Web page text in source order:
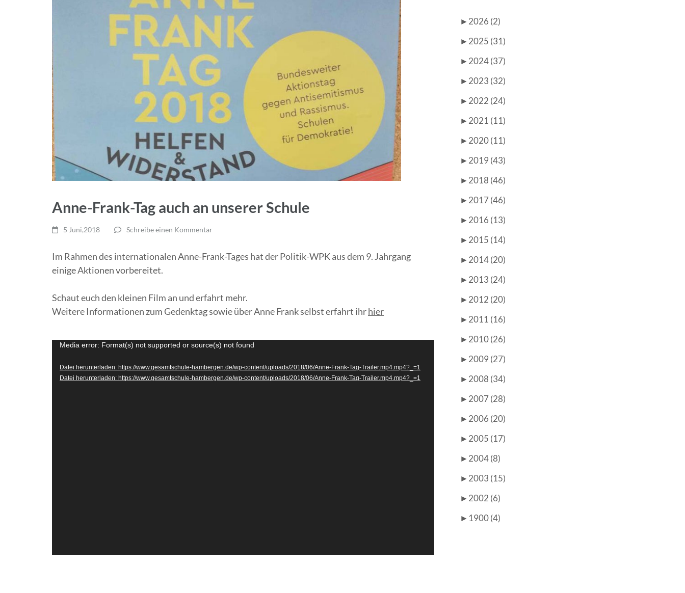
Anne-Frank-Tag auch an unserer Schule
5 Juni,2018 Schreibe einen Kommentar
Im Rahmen des internationalen Anne-Frank-Tages hat der Politik-WPK aus dem 9. Jahrgang
einige Aktionen vorbereitet.
Schaut euch den kleinen Film an und erfahrt mehr.
Weitere Informationen zum Gedenktag sowie über Anne Frank selbst erfahrt ihrhier
Video-
Media error: Format(s) not supported or source(s) not found
Datei herunterladen: https://www.gesamtschule-hambergen.de/wp-content/uploads/2018/06/Anne-Frank-Tag-Trailer.mp4.mp4?_=1
Datei herunterladen: https://www.gesamtschule-hambergen.de/wp-content/uploads/2018/06/Anne-Frank-Tag-Trailer.mp4.mp4?_=1
► 2026 (2)
► 2025 (31)
► 2024 (37)
► 2023 (32)
► 2022 (24)
► 2021 (11)
► 2020 (11)
► 2019 (43)
► 2018 (46)
► 2017 (46)
► 2016 (13)
► 2015 (14)
► 2014 (20)
► 2013 (24)
► 2012 (20)
► 2011 (16)
► 2010 (26)
► 2009 (27)
► 2008 (34)
► 2007 (28)
► 2006 (20)
► 2005 (17)
► 2004 (8)
► 2003 (15)
► 2002 (6)
► 1900 (4)